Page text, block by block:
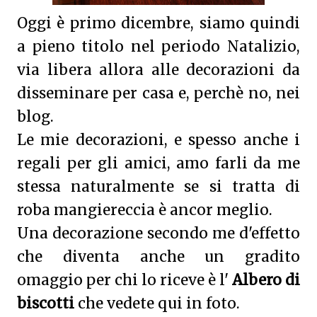
Oggi è primo dicembre, siamo quindi
a pieno titolo nel periodo Natalizio,
via libera allora alle decorazioni da
disseminare per casa e, perchè no, nei
blog.
Le mie decorazioni, e spesso anche i
regali per gli amici, amo farli da me
stessa naturalmente se si tratta di
roba mangiereccia è ancor meglio.
Una decorazione secondo me d'effetto
che diventa anche un gradito
omaggio per chi lo riceve è l' Albero di
biscotti che vedete qui in foto.